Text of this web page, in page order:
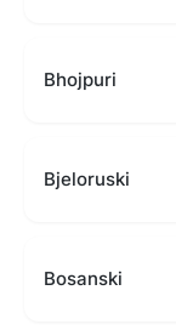
Bhojpuri
Bjeloruski
Bosanski